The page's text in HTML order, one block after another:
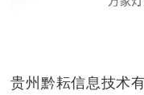
贵州黔耘信息技术